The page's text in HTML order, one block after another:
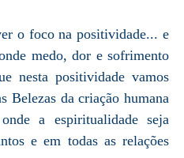
o foco na positividade... e
medo, dor e sofrimento
nesta positividade vamos
Belezas da criação humana
a espiritualidade seja
e em todas as relações